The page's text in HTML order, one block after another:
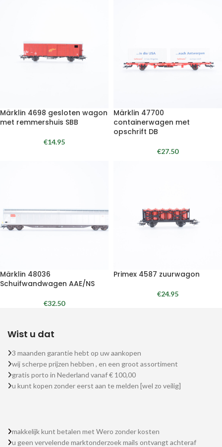
Märklin 4698 gesloten wagon
met remmershuis SBB
€14.95
Märklin 47700
containerwagen met
opschrift DB
€27.50
Märklin 48036
Schuifwandwagen AAE/NS
€32.50
Primex 4587 zuurwagon
€24.95
Wist u dat
3 maanden garantie hebt op uw aankopen
wij scherpe prijzen hebben , en een groot assortiment
gratis porto in Nederland vanaf € 100,00
u kunt kopen zonder eerst aan te melden [wel zo veilig]
makkelijk kunt betalen met Wero zonder kosten
u geen vervelende marktonderzoek mails ontvangt achteraf